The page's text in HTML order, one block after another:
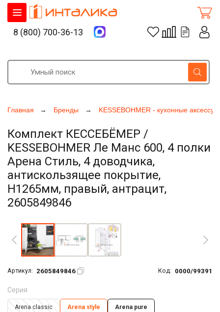
Главная Бренды KESSEBOHMER - кухонные
Комплект КЕССЕБЁМЕР /
KESSEBOHMER Ле Манс 600, 4 полки
Арена Стиль, 4 доводчика,
антискользящее покрытие,
H1265мм, правый, антрацит,
2605849846
Артикул: 2605849846 Код: 0000/99391
Серия
Arena classic Arena style Arena pure
8 (800) 700-36-13